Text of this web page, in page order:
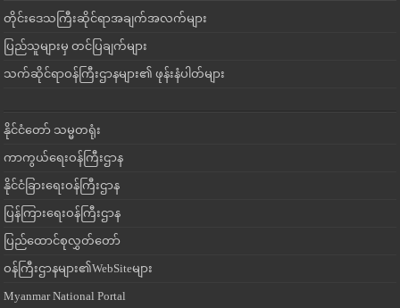
တိုင်းဒေသကြီးဆိုင်ရာအချက်အလက်များ
ပြည်သူများမှ တင်ပြချက်များ
သက်ဆိုင်ရာဝန်ကြီးဌာနများ၏ ဖုန်းနံပါတ်များ
နိုင်ငံတော် သမ္မတရုံး
ကာကွယ်ရေးဝန်ကြီးဌာန
နိုင်ငံခြားရေးဝန်ကြီးဌာန
ပြန်ကြားရေးဝန်ကြီးဌာန
ပြည်ထောင်စုလွှတ်တော်
ဝန်ကြီးဌာနများ၏WebSiteများ
Myanmar National Portal